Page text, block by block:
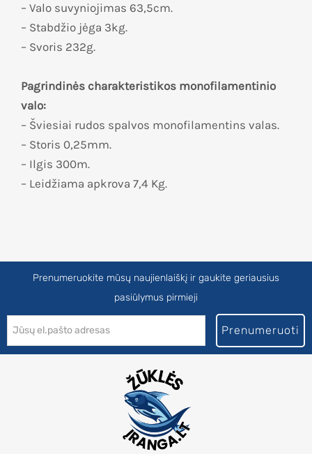
– Valo suvyniojimas 63,5cm.
– Stabdžio jėga 3kg.
– Svoris 232g.
Pagrindinės charakteristikos monofilamentinio
valo:
– Šviesiai rudos spalvos monofilamentins valas.
– Storis 0,25mm.
– Ilgis 300m.
– Leidžiama apkrova 7,4 Kg.
Prenumeruokite mūsų naujienlaiškį ir gaukite geriausius
pasiūlymus pirmieji
Prenumeruoti